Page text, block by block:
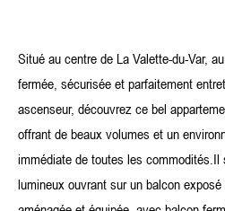
Situé au centre de La Valette-du-Var,
fermée, sécurisée et parfaitement
ascenseur, découvrez ce bel
offrant de beaux volumes et un
immédiate de toutes les commodités.Il
lumineux ouvrant sur un balcon